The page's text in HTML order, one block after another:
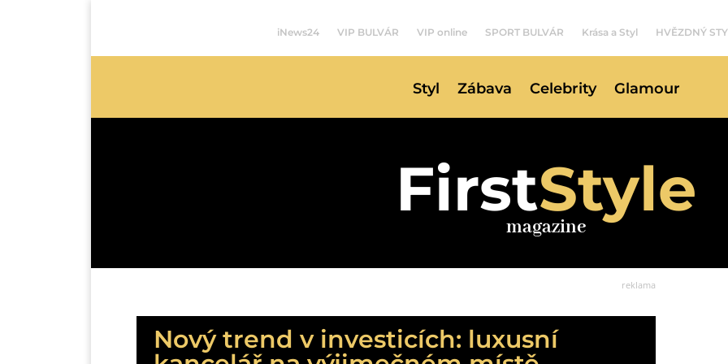
iNews24 VIP BULVÁR VIP online SPORT BULVÁR Krása a Styl HVĚZDNÝ
Styl Zábava Celebrity Glamour
FirstStyle
magazine
reklama
Nový trend v investicích: luxusní